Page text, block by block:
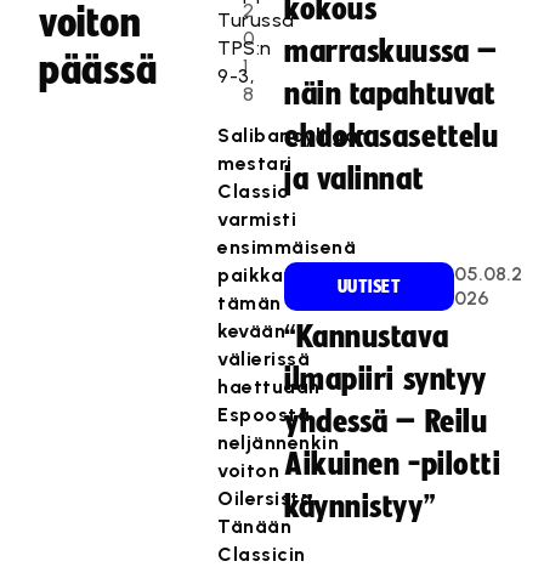
voiton
päässä
2
0
1
8
Turussa
TPS:n
9-3,
Salibandyliigan
mestari
Classic
varmisti
ensimmäisenä
paikkansa
tämän
kevään
välierissä
haettuaan
Espoosta
neljännenkin
voiton
Oilersista.
Tänään
Classicin
kokous
marraskuussa –
näin tapahtuvat
ehdokasasettelu
ja valinnat
UUTISET
05.08.2
026
“Kannustava
ilmapiiri syntyy
yhdessä – Reilu
Aikuinen -pilotti
käynnistyy”